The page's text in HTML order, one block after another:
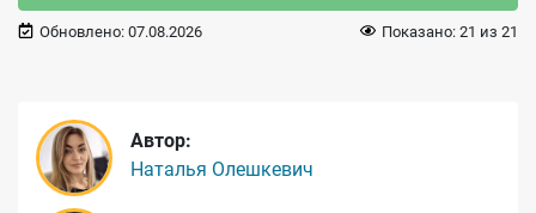
Обновлено: 07.08.2026 Показано: 21 из 21
Автор:
Наталья Олешкевич